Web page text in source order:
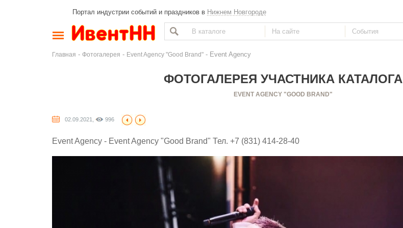
Портал индустрии событий и праздников в Нижнем Новгороде
Главная - Фотогалерея - Event Agency "Good Brand" - Event Agency
ФОТОГАЛЕРЕЯ УЧАСТНИКА КАТАЛОГА
EVENT AGENCY "GOOD BRAND"
02.09.2021, 996
Event Agency - Event Agency "Good Brand" Тел. +7 (831) 414-28-40